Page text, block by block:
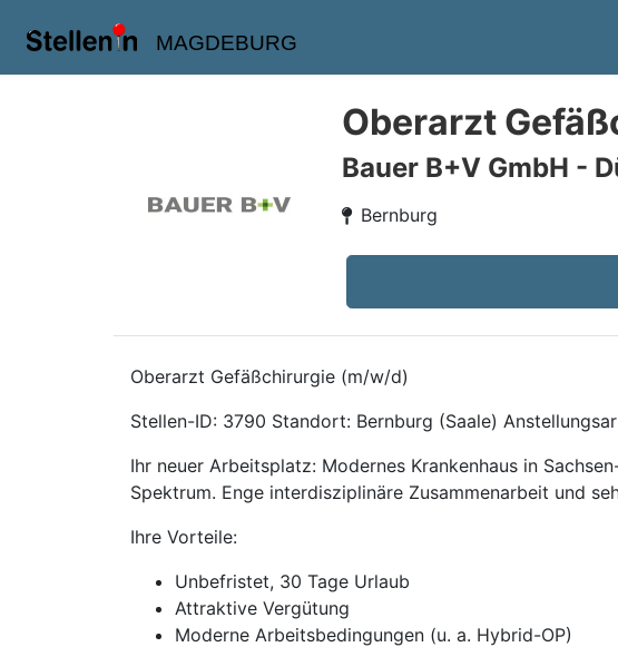
MAGDEBURG
Oberarzt
Bauer B+V GmbH -
Bernburg
Oberarzt Gefäßchirurgie (m/w/d)
Stellen-ID: 3790 Standort: Bernburg (Saale)
Ihr neuer Arbeitsplatz: Modernes Krankenhaus in
Spektrum. Enge interdisziplinäre Zusammenarbeit und
Ihre Vorteile:
Unbefristet, 30 Tage Urlaub
Attraktive Vergütung
Moderne Arbeitsbedingungen (u. a. Hybrid-OP)